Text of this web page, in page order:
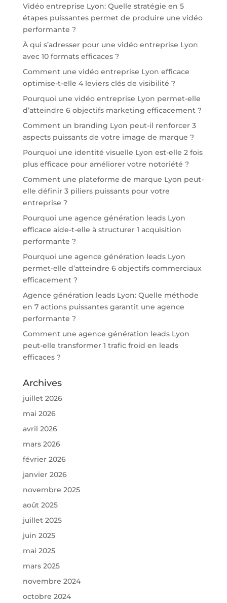
Vidéo entreprise Lyon: Quelle stratégie en 5
étapes puissantes permet de produire une vidéo
performante ?
À qui s’adresser pour une vidéo entreprise Lyon
avec 10 formats efficaces ?
Comment une vidéo entreprise Lyon efficace
optimise-t-elle 4 leviers clés de visibilité ?
Pourquoi une vidéo entreprise Lyon permet-elle
d’atteindre 6 objectifs marketing efficacement ?
Comment un branding Lyon peut-il renforcer 3
aspects puissants de votre image de marque ?
Pourquoi une identité visuelle Lyon est-elle 2 fois
plus efficace pour améliorer votre notoriété ?
Comment une plateforme de marque Lyon peut-
elle définir 3 piliers puissants pour votre
entreprise ?
Pourquoi une agence génération leads Lyon
efficace aide-t-elle à structurer 1 acquisition
performante ?
Pourquoi une agence génération leads Lyon
permet-elle d’atteindre 6 objectifs commerciaux
efficacement ?
Agence génération leads Lyon: Quelle méthode
en 7 actions puissantes garantit une agence
performante ?
Comment une agence génération leads Lyon
peut-elle transformer 1 trafic froid en leads
efficaces ?
Archives
juillet 2026
mai 2026
avril 2026
mars 2026
février 2026
janvier 2026
novembre 2025
août 2025
juillet 2025
juin 2025
mai 2025
mars 2025
novembre 2024
octobre 2024